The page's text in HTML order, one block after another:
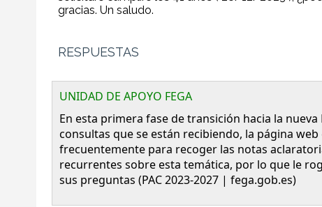
gracias. Un saludo.
RESPUESTAS
UNIDAD DE APOYO FEGA
En esta primera fase de transición hacia la
consultas que se están recibiendo, la página web
frecuentemente para recoger las notas
recurrentes sobre esta temática, por lo que le
sus preguntas (PAC 2023-2027 | fega.gob.es)